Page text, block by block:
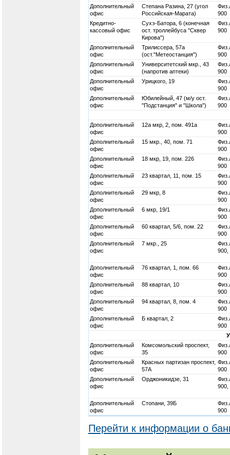
Дополнительный
офис
Степана Разина, 27 (угол
Российская-Марата)
900
Кредитно-
кассовый офис
Сухэ-Батора, 6 (конечная
ост. троллейбуса "Сквер
Кирова")
900
Дополнительный
офис
Трилиссера, 57а
(ост."Метеостанция")
900
Дополнительный
офис
Университетский мкр., 43
(напротив аптеки)
900
Дополнительный
офис
Урицкого, 19
900
Дополнительный
офис
Юбилейный, 47 (м/у ост.
"Подстанция" и "Школа")
900
Дополнительный
офис
12а мкр, 2, пом. 491а
900
Дополнительный
офис
15 мкр., 40, пом. 71
900
Дополнительный
офис
18 мкр, 19, пом. 226
900
Дополнительный
офис
23 квартал, 11, пом. 15
900
Дополнительный
офис
29 мкр, 8
900
Дополнительный
офис
6 мкр, 19/1
900
Дополнительный
офис
60 квартал, 5/6, пом. 22
900
Дополнительный
офис
7 мкр., 25
900,
Дополнительный
офис
76 квартал, 1, пом. 66
900
Дополнительный
офис
88 квартал, 10
900
Дополнительный
офис
94 квартал, 8, пом. 4
900
Дополнительный
офис
Б квартал, 2
900
Дополнительный
офис
Комсомольский проспект,
35
900
Дополнительный
офис
Красных партизан проспект,
57А
900
Дополнительный
офис
Орджоникидзе, 31
900,
Дополнительный
офис
Стопани, 39Б
900
Перейти к информации о